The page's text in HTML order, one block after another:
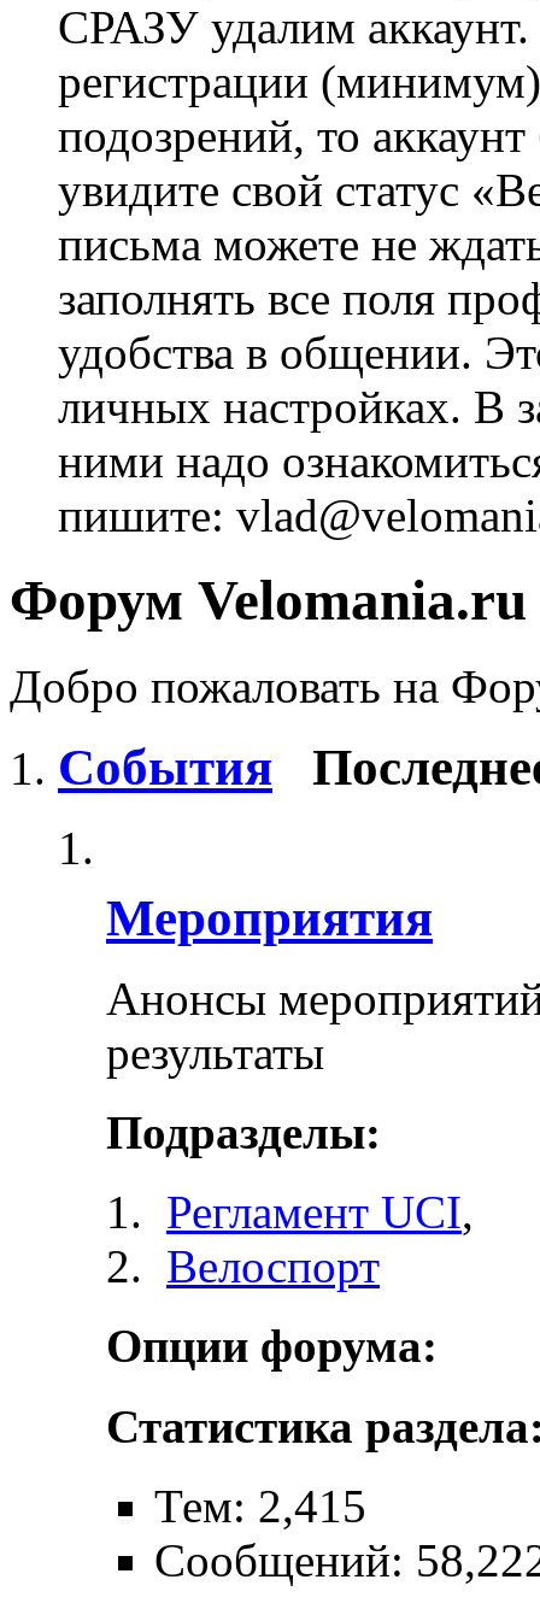
СРАЗУ удалим
регистрации
подозрений, то
увидите свой статус
письма можете не
заполнять все поля
удобства в общении.
личных настройках. В
ними надо
пишите:
Форум Velomania.ru
Добро пожаловать на
События
Мероприятия
Анонсы
результаты
Подразделы:
Регламент UCI,
Велоспорт
Опции форума:
Статистика
Тем: 2,415
Сообщений: